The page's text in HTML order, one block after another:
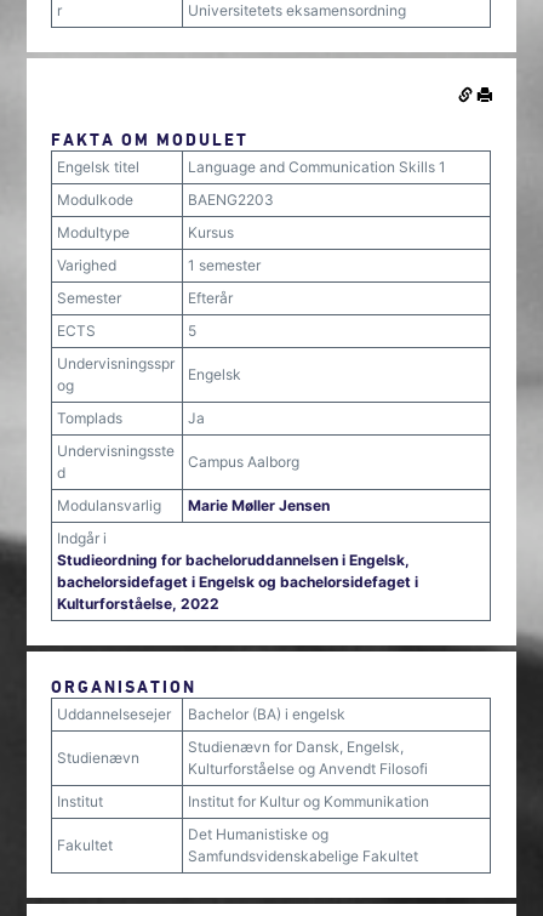
r
Universitetets eksamensordning
FAKTA OM MODULET
Engelsk titel
Language and Communication Skills 1
Modulkode
BAENG2203
Modultype
Kursus
Varighed
1 semester
Semester
Efterår
ECTS
5
Undervisningsspr
og
Engelsk
Tomplads
Ja
Undervisningsste
d
Campus Aalborg
Modulansvarlig
Marie Møller Jensen
Indgår i
Studieordning for bacheloruddannelsen i Engelsk,
bachelorsidefaget i Engelsk og bachelorsidefaget i
Kulturforståelse, 2022
ORGANISATION
Uddannelsesejer Bachelor (BA) i engelsk
Studienævn
Studienævn for Dansk, Engelsk,
Kulturforståelse og Anvendt Filosofi
Institut
Institut for Kultur og Kommunikation
Fakultet
Det Humanistiske og
Samfundsvidenskabelige Fakultet